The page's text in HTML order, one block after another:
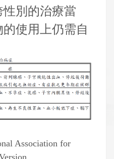
別的治療當
使用上仍需自
Association for